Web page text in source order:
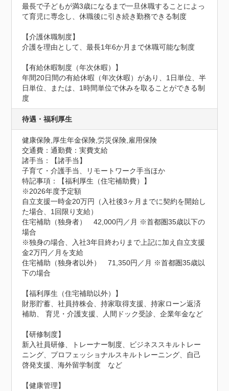
最長で子どもが満3歳になるまで一旦休職することによっ
て育児に専念し、休職後に引き続き勤務できる制度
【介護休職制度】
介護を理由として、最長1年6か月まで休職可能な制度
【有給休暇制度（年次休暇）】
年間20日間の有給休暇（年次休暇）があり、1日単位、半
日単位、または、1時間単位で休みを取ることができる制
度
待遇・福利厚生
健康保険,厚生年金保険,労災保険,雇用保険
交通費：通勤費：実費支給
諸手当：【諸手当】
子育て・介護手当、リモートワーク手当ほか
特記事項：【福利厚生（住宅補助費）】
※2026年度予定額
自立支援一時金20万円（入社後3ヶ月までに契約を開始し
た場合、1回限り支給）
住宅補助（独身者）　42,000円／月 ※首都圏35歳以下の
場合
※独身の場合、入社3年目終わりまで上記に加え自立支援
金2万円／月を支給
住宅補助（独身者以外）　71,350円／月 ※首都圏35歳以
下の場合
【福利厚生（住宅補助以外）】
財形貯蓄、社員持株会、持家取得支援、持家ローン返済
補助、 育児・介護支援、人間ドック受診、企業年金など
【研修制度】
新入社員研修、トレーナー制度、ビジネススキルトレー
ニング、プロフェッショナルスキルトレーニング、自己
啓発支援、海外留学制度　など
【健康管理】